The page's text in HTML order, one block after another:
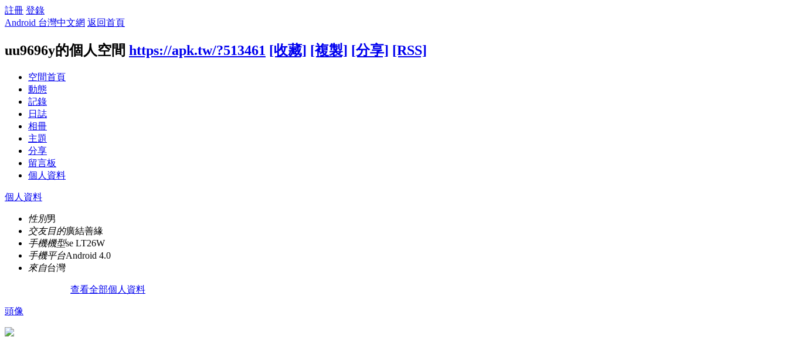
註冊 登錄
Android 台灣中文網 返回首頁
uu9696y的個人空間 https://apk.tw/?513461 [收藏] [複製] [分享] [RSS]
空間首頁
動態
記錄
日誌
相冊
主題
分享
留言板
個人資料
個人資料
性別男
交友目的廣結善緣
手機機型se LT26W
手機平台Android 4.0
來自台灣
查看全部個人資料
頭像